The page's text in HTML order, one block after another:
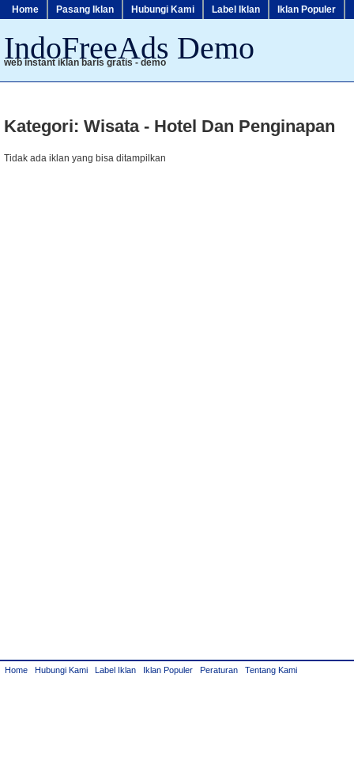
Home Pasang Iklan Hubungi Kami Label Iklan Iklan Populer
IndoFreeAds Demo
web instant iklan baris gratis - demo
Kategori: Wisata - Hotel Dan Penginapan
Tidak ada iklan yang bisa ditampilkan
Home Hubungi Kami Label Iklan Iklan Populer Peraturan Tentang Kami